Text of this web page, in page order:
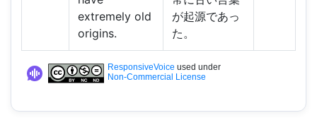
extremely old
origins.
が起源であっ
た。
ResponsiveVoice used under
Non-Commercial License